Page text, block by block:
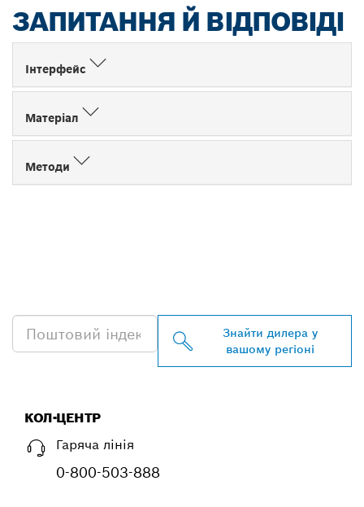
ЗАПИТАННЯ Й ВІДПОВІДІ
Інтерфейс
Матеріал
Методи
Знайти дилера у
вашому регіоні
КОЛ-ЦЕНТР
Гаряча лінія
0-800-503-888